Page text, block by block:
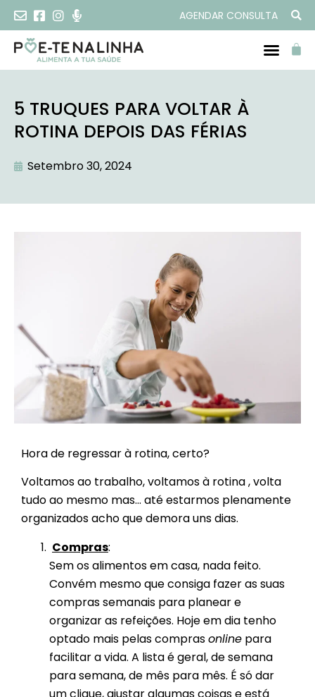
AGENDAR CONSULTA
5 TRUQUES PARA VOLTAR À
ROTINA DEPOIS DAS FÉRIAS
Setembro 30, 2024
Hora de regressar à rotina, certo?
Voltamos ao trabalho, voltamos à rotina , volta
tudo ao mesmo mas… até estarmos plenamente
organizados acho que demora uns dias.
Compras:
Sem os alimentos em casa, nada feito.
Convém mesmo que consiga fazer as suas
compras semanais para planear e
organizar as refeições. Hoje em dia tenho
optado mais pelas comprasonline para
facilitar a vida. A lista é geral, de semana
para semana, de mês para mês. É só dar
um clique, ajustar algumas coisas e está